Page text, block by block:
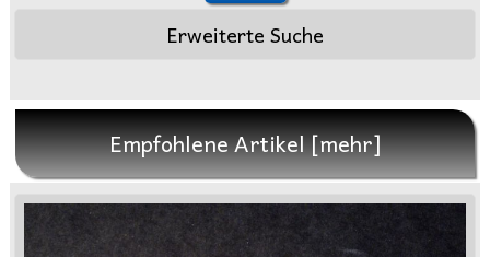
Erweiterte Suche
Empfohlene Artikel [mehr]